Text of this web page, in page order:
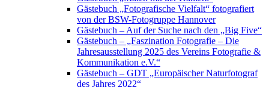
Gästebuch „Fotografische Vielfalt“ fotografiert
von der BSW-Fotogruppe Hannover
Gästebuch – Auf der Suche nach den „Big Five“
Gästebuch – „Faszination Fotografie – Die
Jahresausstellung 2025 des Vereins Fotografie &
Kommunikation e.V.“
Gästebuch – GDT „Europäischer Naturfotograf
des Jahres 2022“